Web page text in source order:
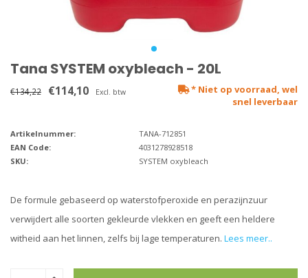
Tana SYSTEM oxybleach - 20L
€134,22 €114,10 Excl. btw
* Niet op voorraad, wel
snel leverbaar
Artikelnummer:
TANA-712851
EAN Code:
4031278928518
SKU:
SYSTEM oxybleach
De formule gebaseerd op waterstofperoxide en perazijnzuur
verwijdert alle soorten gekleurde vlekken en geeft een heldere
witheid aan het linnen, zelfs bij lage temperaturen. Lees meer..